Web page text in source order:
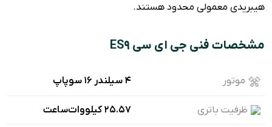
هیبریدی معمولی محدود هستند.
مشخصات فنی جی ای سی ES9
موتور ۴ سیلندر ۱۶ سوپاپ
ظرفیت باتری ۲۵.۵۷ کیلووات‌ساعت